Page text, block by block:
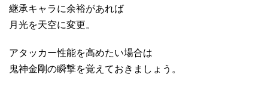
継承キャラに余裕があれば
月光を天空に変更。
アタッカー性能を高めたい場合は
鬼神金剛の瞬撃を覚えておきましょう。